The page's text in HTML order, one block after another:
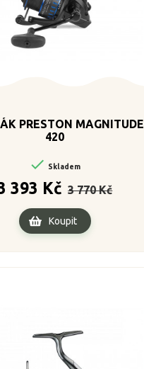
PRESTON MAGNITUDE
420
 Skladem
393 Kč
cena
3 770 Kč
Koupit